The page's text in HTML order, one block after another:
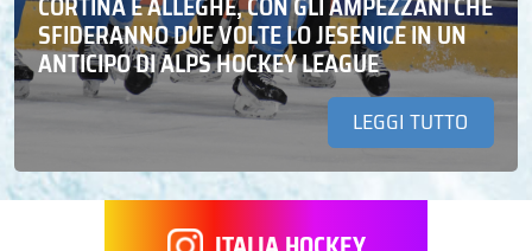
SFIDERANNO DUE VOLTE LO JESENICE IN UN
ANTICIPO DI ALPS HOCKEY LEAGUE
LEGGI TUTTO